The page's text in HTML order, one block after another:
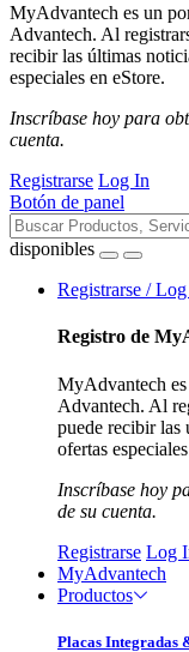
MyAdvantech es un
Advantech. Al
recibir las últimas
especiales en eStore.
Inscríbase hoy para
cuenta.
Registrarse Log In
Botón de panel
disponibles
Registrarse /
Registro de
MyAdvantech es
Advantech. Al
puede recibir las
ofertas
Inscríbase hoy
de su cuenta.
Registrarse Log
MyAdvantech
Productos
Placas Integradas